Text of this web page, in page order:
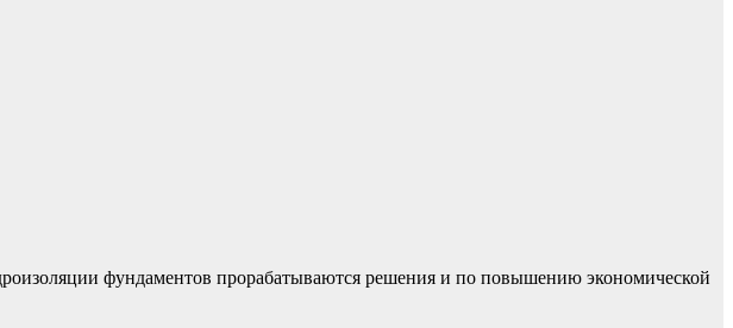
фундаментов прорабатываются решения и по повышению экономической